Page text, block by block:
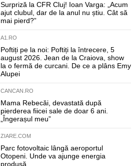
Surpriză la CFR Cluj! Ioan Varga: „Acum
ajut clubul, dar de la anul nu știu. Cât să
mai pierd?”
A1.RO
Poftiți pe la noi: Poftiți la întrecere, 5
august 2026. Jean de la Craiova, show
la o fermă de curcani. De ce a plâns Emy
Alupei
CANCAN.RO
Mama Rebecăi, devastată după
pierderea fiicei sale de doar 6 ani.
„Îngerașul meu”
ZIARE.COM
Parc fotovoltaic lângă aeroportul
Otopeni. Unde va ajunge energia
produsă